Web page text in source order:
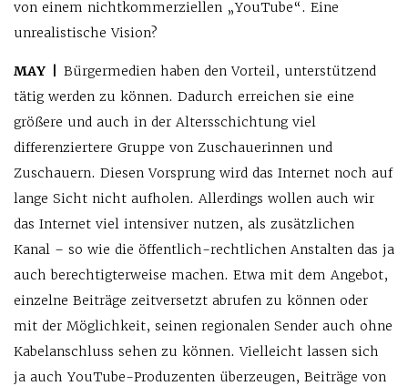
von einem nichtkommerziellen „YouTube“. Eine
unrealistische Vision?
MAY |
Bürgermedien haben den Vorteil, unterstützend
tätig werden zu können. Dadurch erreichen sie eine
größere und auch in der Altersschichtung viel
differenziertere Gruppe von Zuschauerinnen und
Zuschauern. Diesen Vorsprung wird das Internet noch auf
lange Sicht nicht aufholen. Allerdings wollen auch wir
das Internet viel intensiver nutzen, als zusätzlichen
Kanal – so wie die öffentlich-rechtlichen Anstalten das ja
auch berechtigterweise machen. Etwa mit dem Angebot,
einzelne Beiträge zeitversetzt abrufen zu können oder
mit der Möglichkeit, seinen regionalen Sender auch ohne
Kabelanschluss sehen zu können. Vielleicht lassen sich
ja auch YouTube-Produzenten überzeugen, Beiträge von